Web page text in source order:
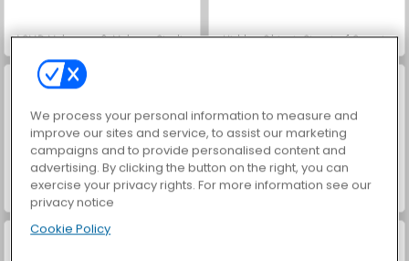
ASMR Makeover & Makeup Studio Hidden Object: Street of Secrets
VegaMix Da Vinci Puzzles
We process your personal information to measure and
improve our sites and service, to assist our marketing
campaigns and to provide personalised content and
advertising. By clicking the button on the right, you can
exercise your privacy rights. For more information see our
privacy notice
Cookie Policy